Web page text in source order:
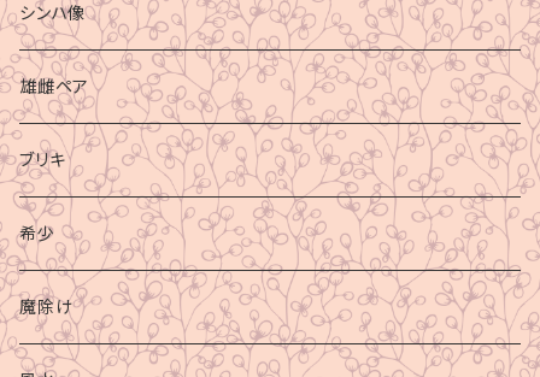
シンハ像
雄雌ペア
ブリキ
希少
魔除け